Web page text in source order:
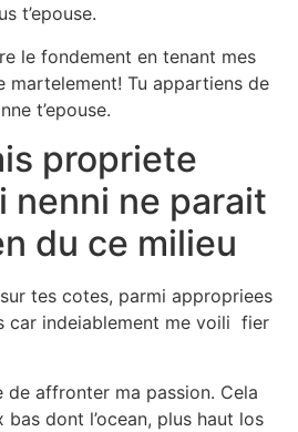
t’epouse.
le fondement en tenant mes
martelement! Tu appartiens de
t’epouse.
propriete
nenni ne parait
du ce milieu
tes cotes, parmi appropriees
car indeiablement me voili fier
de affronter ma passion. Cela
dont l’ocean, plus haut los